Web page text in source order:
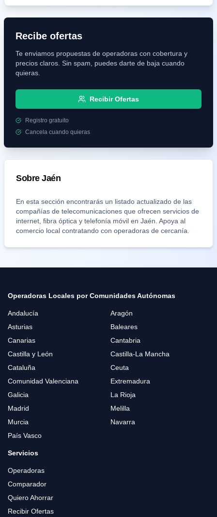
Recibe ofertas
Te enviamos propuestas de operadoras con cobertura y
precios claros. Sin spam, puedes darte de baja cuando
quieras.
Recibir Ofertas
Registro gratuito
Cancela cuando quieras
SobreJaén
En esta sección encontrarás un listado actualizado de las
compañías de telecomunicaciones que ofrecen servicios de
internet, fibra óptica y telefonía móvil en Jaén . Apoya al
comercio local contratando con operadoras de cercanía.
Operadoras Locales por Comunidades Autónomas
Andalucía
Aragón
Asturias
Baleares
Canarias
Cantabria
Castilla y León
Castilla-La Mancha
Cataluña
Ceuta
Comunidad Valenciana
Extremadura
Galicia
La Rioja
Madrid
Melilla
Murcia
Navarra
País Vasco
Servicios
Operadoras
Comparador
Quiero Ahorrar
Recibir Ofertas